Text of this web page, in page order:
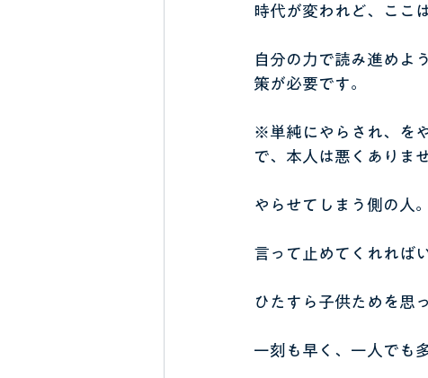
時代が変われど、ここ
自分の力で読み進めよ
策が必要です。
※単純にやらされ、を
で、本人は悪くありま
やらせてしまう側の人。
言って止めてくれれば
ひたすら子供ためを思
一刻も早く、一人でも